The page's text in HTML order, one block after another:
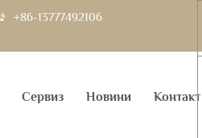
+86-13777492106
Сервиз Новини Контакт